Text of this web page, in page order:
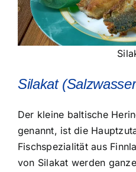
Silakat
Der kleine baltische
genannt, ist die
Fischspezialität aus
von Silakat werden